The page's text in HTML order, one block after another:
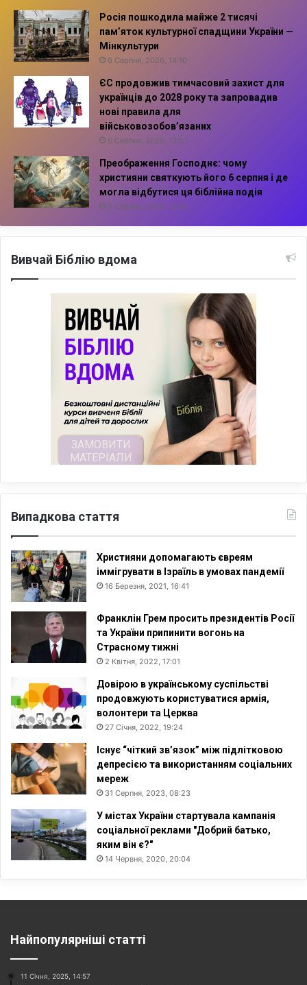
Росія пошкодила майже 2 тисячі
пам’яток культурної спадщини України —
Мінкультури
6 Серпня, 2026, 14:10
ЄС продовжив тимчасовий захист для
українців до 2028 року та запровадив
нові правила для
військовозобов’язаних
6 Серпня, 2026, 13:57
Преображення Господнє: чому
християни святкують його 6 серпня і де
могла відбутися ця біблійна подія
6 Серпня, 2026, 13:42
Вивчай Біблію вдома
Випадкова стаття
Християни допомагають євреям
іммігрувати в Ізраїль в умовах пандемії
16 Березня, 2021, 16:41
Франклін Грем просить президентів Росії
та України припинити вогонь на
Страсному тижні
2 Квітня, 2022, 17:01
Довірою в українському суспільстві
продовжують користуватися армія,
волонтери та Церква
27 Січня, 2022, 19:24
Існує “чіткий зв’язок” між підлітковою
депресією та використанням соціальних
мереж
31 Серпня, 2023, 08:23
У містах України стартувала кампанія
соціальної реклами "Добрий батько,
яким він є?"
14 Червня, 2020, 20:04
Найпопулярніші статті
11 Січня, 2025, 14:57